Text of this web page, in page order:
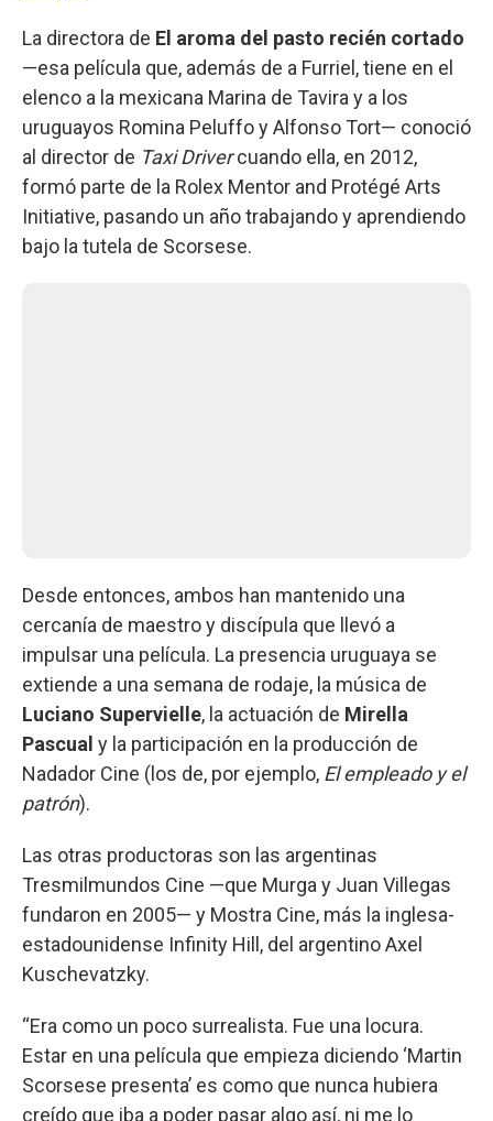
La directora de El aroma del pasto recién cortado
—esa película que, además de a Furriel, tiene en el
elenco a la mexicana Marina de Tavira y a los
uruguayos Romina Peluffo y Alfonso Tort— conoció
al director de Taxi Drivercuando ella, en 2012,
formó parte de la Rolex Mentor and Protégé Arts
Initiative, pasando un año trabajando y aprendiendo
bajo la tutela de Scorsese.
Desde entonces, ambos han mantenido una
cercanía de maestro y discípula que llevó a
impulsar una película. La presencia uruguaya se
extiende a una semana de rodaje, la música de
Luciano Supervielle, la actuación de Mirella
Pascual y la participación en la producción de
Nadador Cine (los de, por ejemplo, El empleado y el
patrón).
Las otras productoras son las argentinas
Tresmilmundos Cine —que Murga y Juan Villegas
fundaron en 2005— y Mostra Cine, más la inglesa-
estadounidense Infinity Hill, del argentino Axel
Kuschevatzky.
“Era como un poco surrealista. Fue una locura.
Estar en una película que empieza diciendo ‘Martin
Scorsese presenta’ es como que nunca hubiera
creído que iba a poder pasar algo así, ni me lo